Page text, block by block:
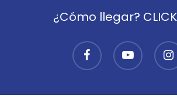
¿Cómo llegar?
facebook youtube